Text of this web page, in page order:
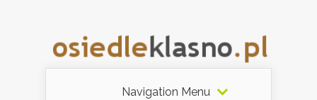
Navigation Menu